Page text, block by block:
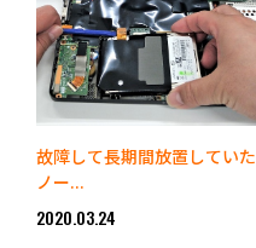
故障して長期間放置していた
ノー...
2020.03.24